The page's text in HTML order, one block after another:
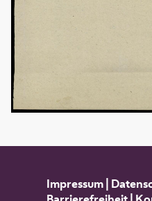
Impressum|